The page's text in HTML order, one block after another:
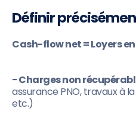
Définir
Cash-flow net = Loyers
− Charges non
assurance PNO, travaux à
etc.)